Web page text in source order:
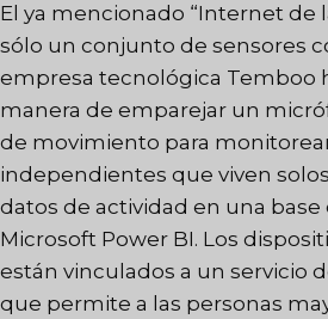
El ya mencionado “Internet de
sólo un conjunto de sensores
empresa tecnológica Temboo
manera de emparejar un
de movimiento para
independientes que viven
datos de actividad en una base
Microsoft Power BI. Los
están vinculados a un servicio
que permite a las personas